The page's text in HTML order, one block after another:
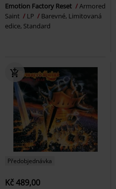
Emotion Factory Reset
Armored
Saint
LP
Barevné, Limitovaná
edice, Standard
Předobjednávka
Kč 489,00